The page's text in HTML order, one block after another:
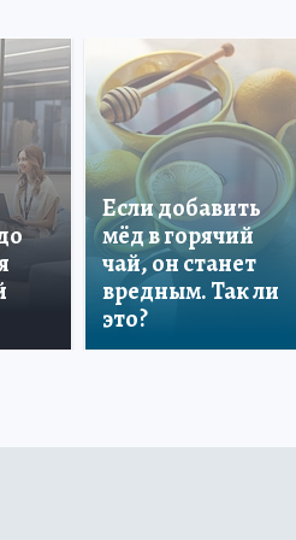
Если добавить
мёд в горячий
чай, он станет
вредным. Так ли
это?